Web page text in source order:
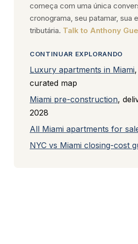
começa com uma única
cronograma, seu patamar, sua
tributária. Talk to Anthony
CONTINUAR EXPLORANDO
Luxury apartments in Miami
curated map
Miami pre-construction,
2028
All Miami apartments for
NYC vs Miami closing-cost